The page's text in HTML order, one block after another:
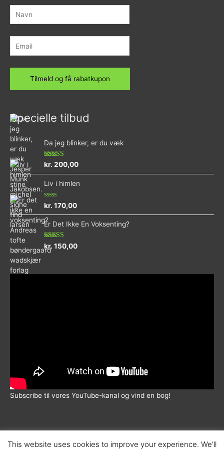
Specielle tilbud
Da jeg blinker, er du væk
Vurderet
ud af 5
kr. 200,00
Liv i himlen
Vurderet
ud
af
5
kr. 170,00
Er Det Ikke En Voksenting?
Vurderet
5.00
ud af 5
kr. 150,00
Subscribe til vores YouTube-kanal og vind en bog!
This website uses cookies to improve your experience. We'll